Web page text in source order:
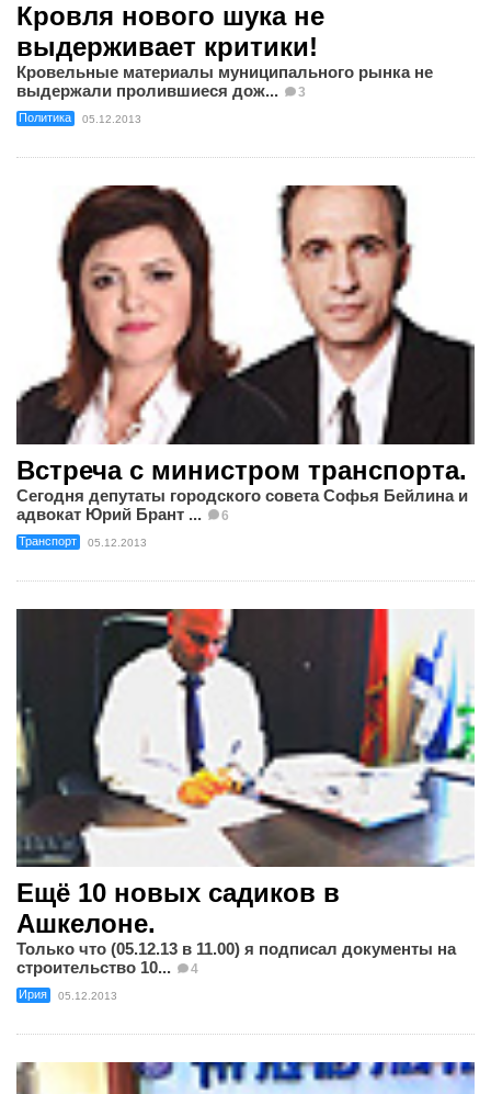
Кровля нового шука не
выдерживает критики!
Кровельные материалы муниципального рынка не
выдержали пролившиеся дож...
3
Политика 05.12.2013
Встреча с министром транспорта.
Сегодня депутаты городского совета Софья Бейлина и
адвокат Юрий Брант ...
6
Транспорт 05.12.2013
Ещё 10 новых садиков в
Ашкелоне.
Только что (05.12.13 в 11.00) я подписал документы на
строительство 10...
4
Ирия 05.12.2013